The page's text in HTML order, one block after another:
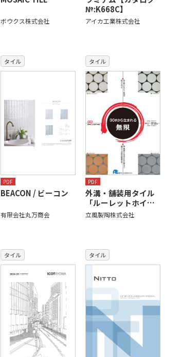
ボウクス株式会社
№:K668C】
アイカ工業株式会社
タイル
PDF
BEACON / ビーコン
有限会社丸万商会
タイル
PDF
外溝・舗装用タイル
「ルーレットホイ…
立風製陶株式会社
タイル タイル